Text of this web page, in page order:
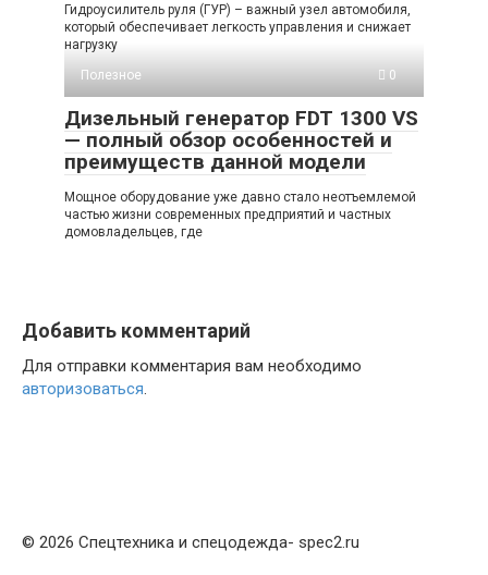
Гидроусилитель руля (ГУР) – важный узел автомобиля,
который обеспечивает легкость управления и снижает
нагрузку
Полезное
0
Дизельный генератор FDT 1300 VS
— полный обзор особенностей и
преимуществ данной модели
Мощное оборудование уже давно стало неотъемлемой
частью жизни современных предприятий и частных
домовладельцев, где
Добавить комментарий
Для отправки комментария вам необходимо
авторизоваться.
© 2026 Спецтехника и спецодежда- spec2.ru